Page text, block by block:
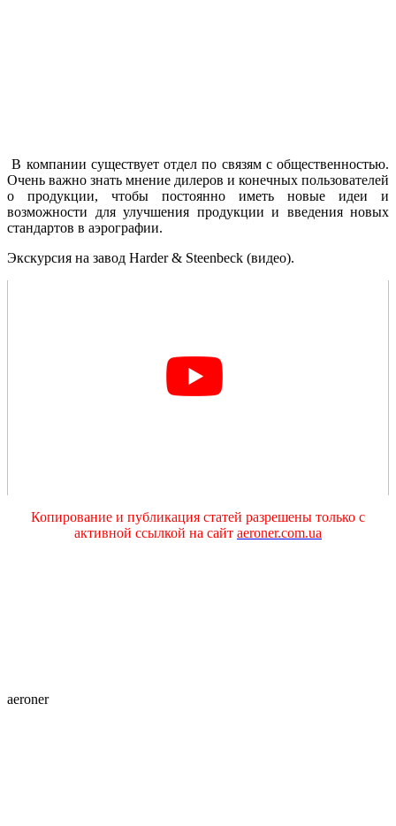
В компании существует отдел по связям с общественностью.
Очень важно знать мнение дилеров и конечных пользователей
о продукции, чтобы постоянно иметь новые идеи и
возможности для улучшения продукции и введения новых
стандартов в аэрографии.
Экскурсия на завод Harder & Steenbeck (видео).
Копирование и публикация статей разрешены только с
активной ссылкой на сайт aeroner.com.ua
aeroner